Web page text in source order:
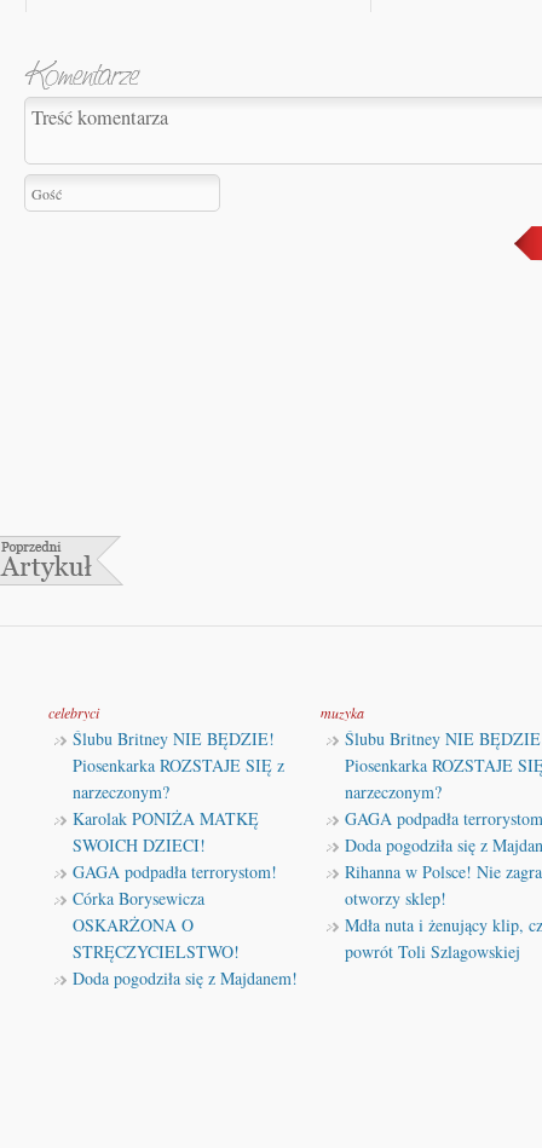
celebryci
Ślubu Britney NIE BĘDZIE!
Piosenkarka ROZSTAJE SIĘ z
narzeczonym?
Karolak PONIŻA MATKĘ
SWOICH DZIECI!
GAGA podpadła terrorystom!
Córka Borysewicza
OSKARŻONA O
STRĘCZYCIELSTWO!
Doda pogodziła się z Majdanem!
muzyka
Ślubu Britney NIE
Piosenkarka ROZSTAJE
narzeczonym?
GAGA podpadła
Doda pogodziła się z
Rihanna w Polsce! Nie
otworzy sklep!
Mdła nuta i żenujący klip,
powrót Toli Szlagowskiej